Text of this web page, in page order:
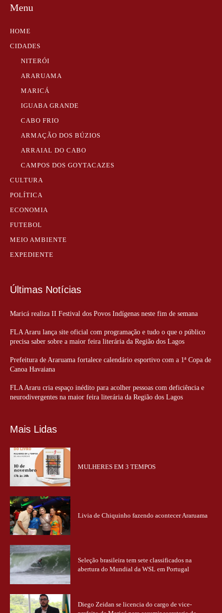
Menu
HOME
CIDADES
NITERÓI
ARARUAMA
MARICÁ
IGUABA GRANDE
CABO FRIO
ARMAÇÃO DOS BÚZIOS
ARRAIAL DO CABO
CAMPOS DOS GOYTACAZES
CULTURA
POLÍTICA
ECONOMIA
FUTEBOL
MEIO AMBIENTE
EXPEDIENTE
Últimas Notícias
Maricá realiza II Festival dos Povos Indígenas neste fim de semana
FLA Araru lança site oficial com programação e tudo o que o público
precisa saber sobre a maior feira literária da Região dos Lagos
Prefeitura de Araruama fortalece calendário esportivo com a 1ª Copa de
Canoa Havaiana
FLA Araru cria espaço inédito para acolher pessoas com deficiência e
neurodivergentes na maior feira literária da Região dos Lagos
Mais Lidas
MULHERES EM 3 TEMPOS
Livia de Chiquinho fazendo acontecer Araruama
Seleção brasileira tem sete classificados na
abertura do Mundial da WSL em Portugal
Diego Zeidan se licencia do cargo de vice-